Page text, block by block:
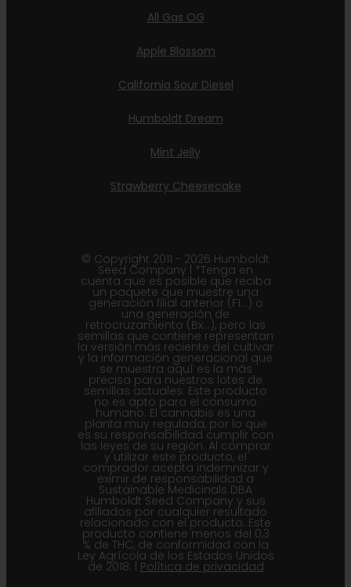
All Gas OG
Apple Blossom
California Sour Diesel
Humboldt Dream
Mint Jelly
Strawberry Cheesecake
© Copyright 2011 - 2026 Humboldt
Seed Company | *Tenga en
cuenta que es posible que reciba
un paquete que muestre una
generación filial anterior (F1...) o
una generación de
retrocruzamiento (Bx...), pero las
semillas que contiene representan
la versión más reciente del cultivar
y la información generacional que
se muestra aquí es la más
precisa para nuestros lotes de
semillas actuales. Este producto
no es apto para el consumo
humano. El cannabis es una
planta muy regulada, por lo que
es su responsabilidad cumplir con
las leyes de su región. Al comprar
y utilizar este producto, el
comprador acepta indemnizar y
eximir de responsabilidad a
Sustainable Medicinals DBA
Humboldt Seed Company y sus
afiliados por cualquier resultado
relacionado con el producto. Este
producto contiene menos del 0,3
% de THC, de conformidad con la
Ley Agrícola de los Estados Unidos
de 2018. | Política de privacidad